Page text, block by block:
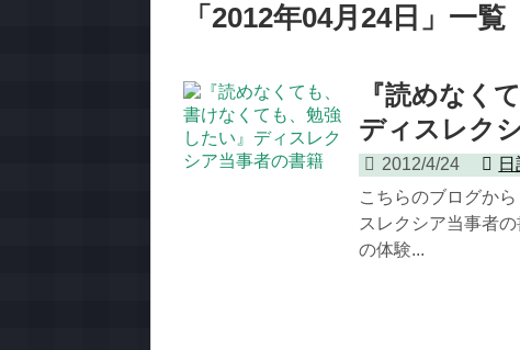
「 2012年04月24日 」 一覧
『読めなく
ディスレク
2012/4/24
こちらのブログか
スレクシア当事者
の体験...